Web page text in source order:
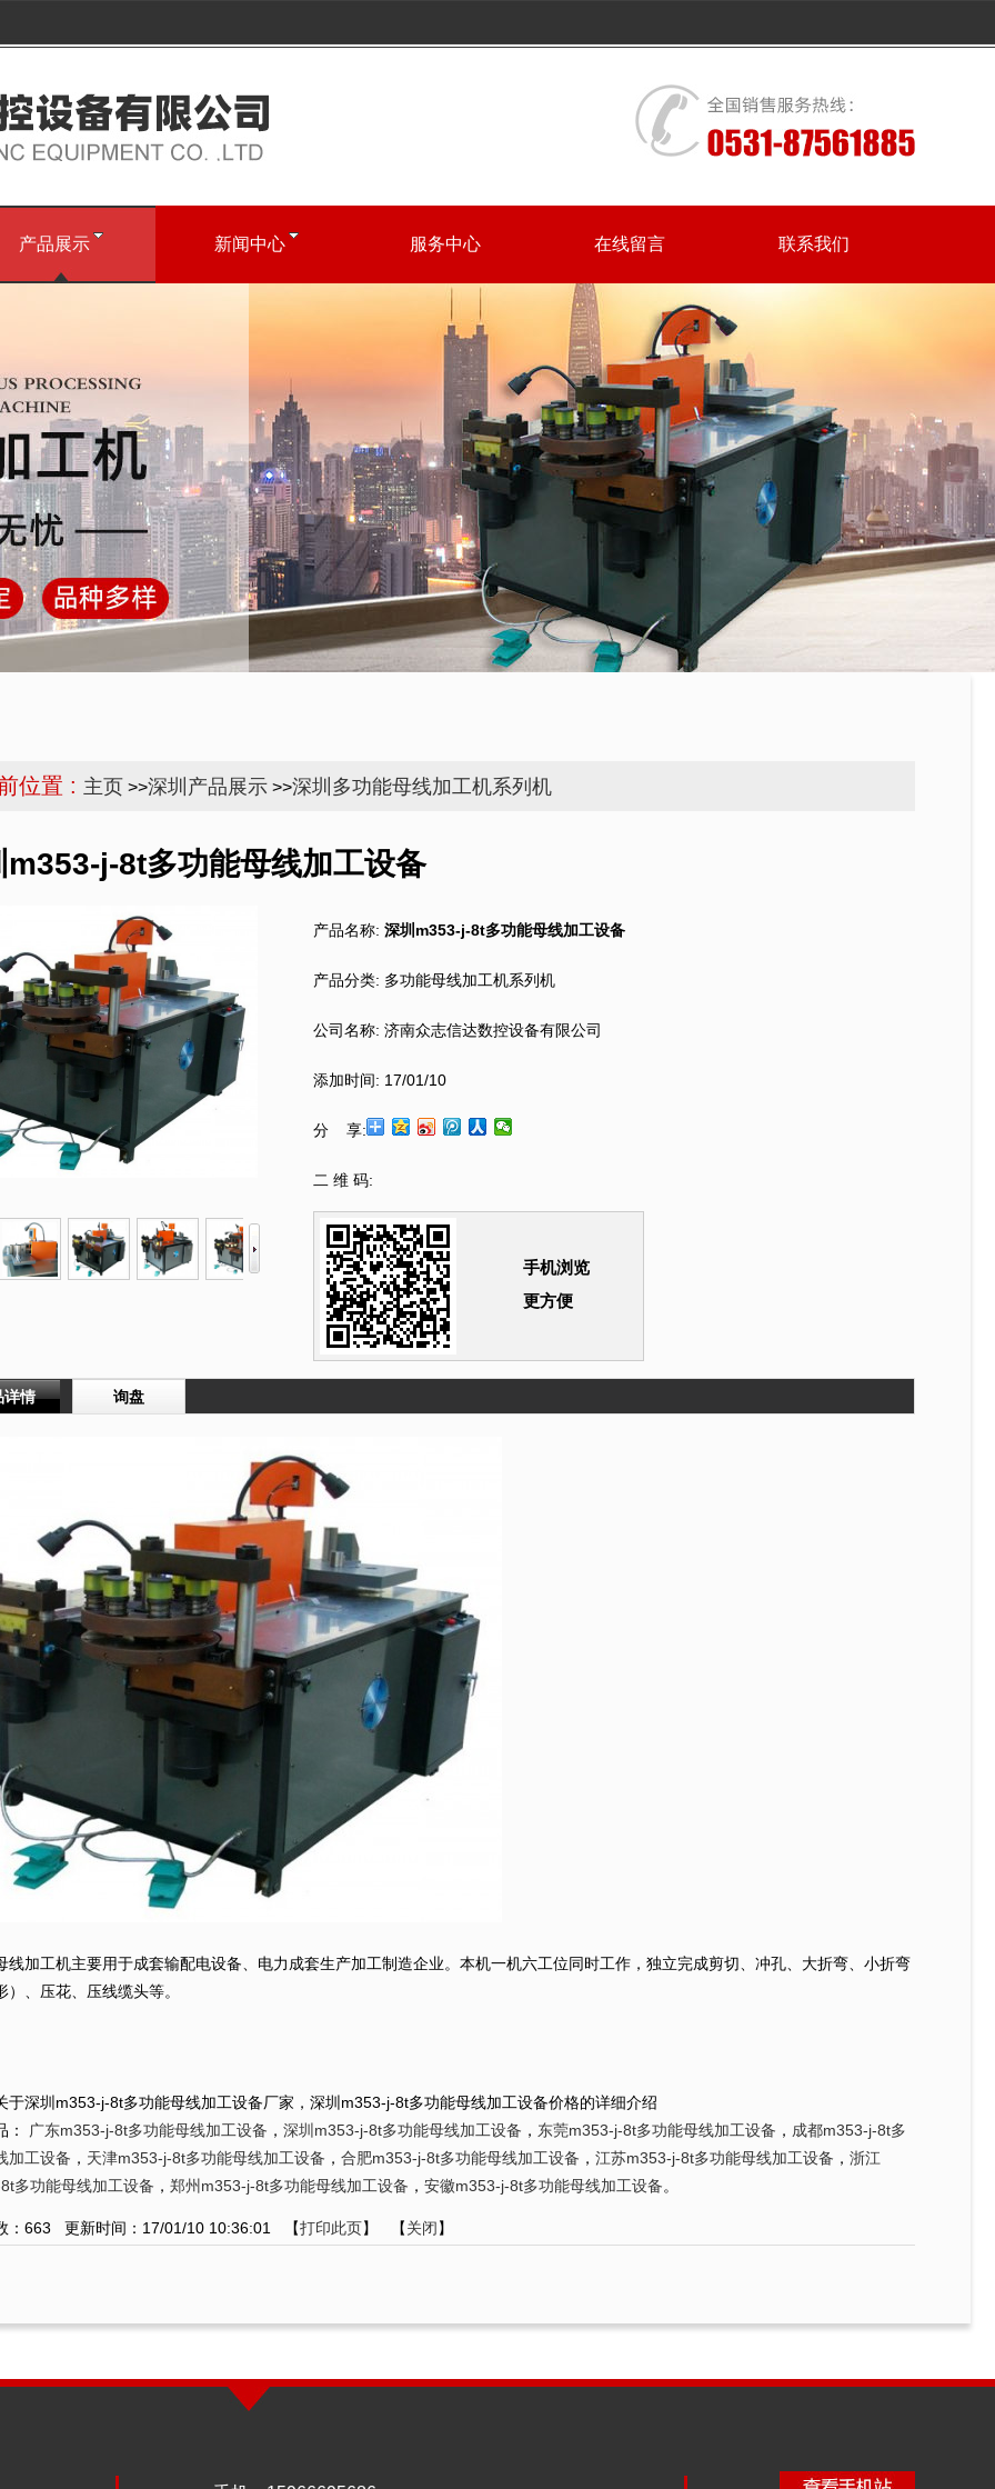
产品展示 新闻中心 服务中心 在线留言 联系我们
位置 : 主页 >>深圳产品展示 >>深圳多功能母线加工机系列机
m353-j-8t多功能母线加工设备
产品名称: 深圳m353-j-8t多功能母线加工设备
产品分类: 多功能母线加工机系列机
公司名称: 济南众志信达数控设备有限公司
添加时间: 17/01/10
分 享:
二 维 码:
手机浏览
更方便
详情 询盘
线加工机主要用于成套输配电设备、电力成套生产加工制造企业。本机一机六工位同时工作，独立完成剪切、冲孔、大折弯、小折弯
）、压花、压线缆头等。
于深圳m353-j-8t多功能母线加工设备厂家，深圳m353-j-8t多功能母线加工设备价格的详细介绍
：
广东m353-j-8t多功能母线加工设备 ， 深圳m353-j-8t多功能母线加工设备 ， 东莞m353-j-8t多功能母线加工设备 ， 成都m353-j-8t多
加工设备 ， 天津m353-j-8t多功能母线加工设备 ， 合肥m353-j-8t多功能母线加工设备 ， 江苏m353-j-8t多功能母线加工设备 ， 浙江
多功能母线加工设备 ， 郑州m353-j-8t多功能母线加工设备 ， 安徽m353-j-8t多功能母线加工设备。
： 663 更新时间：17/01/10 10:36:01 【打印此页】 【关闭】